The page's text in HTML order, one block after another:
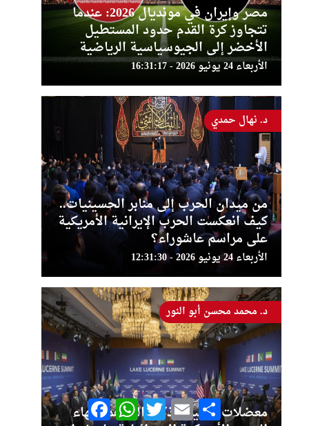
مصر وإيران في مونديال 2026: عندما
تتجاوز كرة القدم حدود المستطيل
الأخضر إلى الجيوسياسية الرياضية
الأربعاء 24 يونيو 2026 - 16:31:17
من ميدان الحرب إلى منابر الحسينيات..
كيف انعكست الحرب الإيرانية الأمريكية
على مراسم عاشوراء؟
الأربعاء 24 يونيو 2026 - 12:31:30
د. نهال حمدي
معضلات تطبيق مذكرة التفاهم لإنهاء
د. محمد محسن أبو النور
FacebookWhatsAppTwitter Email Share